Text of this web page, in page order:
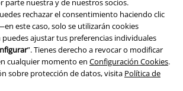
parte nuestra y de nuestros socios.
rechazar el consentimiento haciendo clic
este caso, solo se utilizarán cookies
puedes ajustar tus preferencias individuales
”. Tienes derecho a revocar o modificar
cualquier momento en Configuración Cookies.
sobre protección de datos, visita Política de
y protección del medioambiente